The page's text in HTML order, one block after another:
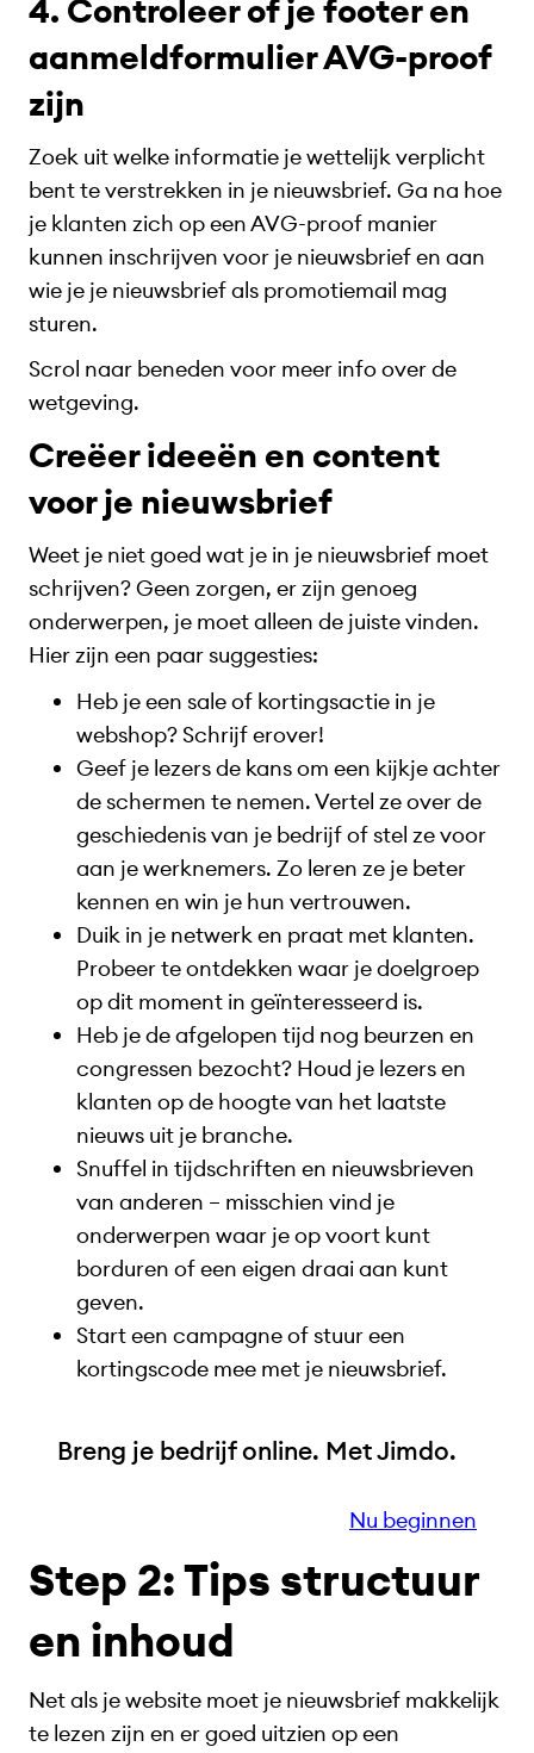
4. Controleer of je footer en
aanmeldformulier AVG-proof
zijn
Zoek uit welke informatie je wettelijk verplicht
bent te verstrekken in je nieuwsbrief. Ga na hoe
je klanten zich op een AVG-proof manier
kunnen inschrijven voor je nieuwsbrief en aan
wie je je nieuwsbrief als promotiemail mag
sturen.
Scrol naar beneden voor meer info over de
wetgeving.
Creëer ideeën en content
voor je nieuwsbrief
Weet je niet goed wat je in je nieuwsbrief moet
schrijven? Geen zorgen, er zijn genoeg
onderwerpen, je moet alleen de juiste vinden.
Hier zijn een paar suggesties:
Heb je een sale of kortingsactie in je
webshop? Schrijf erover!
Geef je lezers de kans om een kijkje achter
de schermen te nemen. Vertel ze over de
geschiedenis van je bedrijf of stel ze voor
aan je werknemers. Zo leren ze je beter
kennen en win je hun vertrouwen.
Duik in je netwerk en praat met klanten.
Probeer te ontdekken waar je doelgroep
op dit moment in geïnteresseerd is.
Heb je de afgelopen tijd nog beurzen en
congressen bezocht? Houd je lezers en
klanten op de hoogte van het laatste
nieuws uit je branche.
Snuffel in tijdschriften en nieuwsbrieven
van anderen – misschien vind je
onderwerpen waar je op voort kunt
borduren of een eigen draai aan kunt
geven.
Start een campagne of stuur een
kortingscode mee met je nieuwsbrief.
Breng je bedrijf online. Met Jimdo.
Nu beginnen
Step 2: Tips structuur
en inhoud
Net als je website moet je nieuwsbrief makkelijk
te lezen zijn en er goed uitzien op een